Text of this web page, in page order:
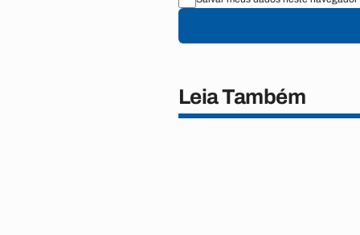
Leia Também